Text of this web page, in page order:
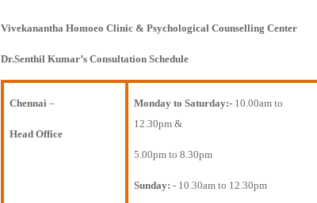
Vivekanantha Homoeo Clinic & Psychological Counselling Center
Dr.Senthil Kumar’s Consultation Schedule
Chennai –
Head Office
Monday to Saturday:-10.00am to
12.30pm &
5.00pm to 8.30pm
Sunday: - 10.30am to 12.30pm